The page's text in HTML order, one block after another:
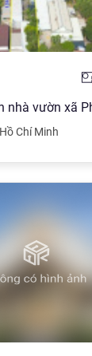
Hồ Chí Minh